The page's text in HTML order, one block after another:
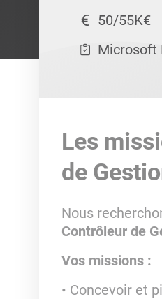
50/55K€
Microsoft
Les
de
Nous
Contrôleur de
Vos missions :
Concevoir et